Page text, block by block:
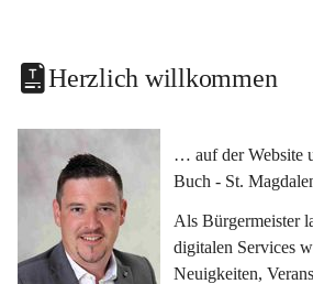
Herzlich willkommen
… auf der Website
Buch - St.
Als Bürgermeister
digitalen Services
Neuigkeiten,